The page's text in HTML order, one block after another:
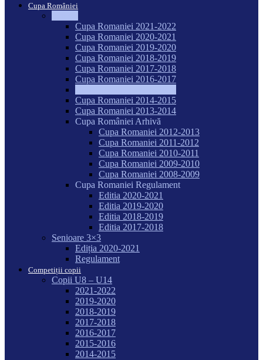
Cupa României
Cupa Romaniei 2021-2022
Cupa Romaniei 2020-2021
Cupa Romaniei 2019-2020
Cupa Romaniei 2018-2019
Cupa Romaniei 2017-2018
Cupa Romaniei 2016-2017
Cupa Romaniei 2014-2015
Cupa Romaniei 2013-2014
Cupa României Arhivă
Cupa Romaniei 2012-2013
Cupa Romaniei 2011-2012
Cupa Romaniei 2010-2011
Cupa Romaniei 2009-2010
Cupa Romaniei 2008-2009
Cupa Romaniei Regulament
Editia 2020-2021
Editia 2019-2020
Editia 2018-2019
Editia 2017-2018
Senioare 3×3
Ediția 2020-2021
Regulament
Competiții copii
Copii U8 – U14
2021-2022
2019-2020
2018-2019
2017-2018
2016-2017
2015-2016
2014-2015